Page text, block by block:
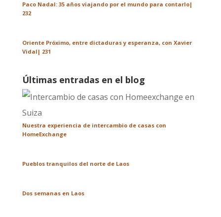
Paco Nadal: 35 años viajando por el mundo para contarlo|
232
Oriente Próximo, entre dictaduras y esperanza, con Xavier
Vidal| 231
Últimas entradas en el blog
Nuestra experiencia de intercambio de casas con
HomeExchange
Pueblos tranquilos del norte de Laos
Dos semanas en Laos